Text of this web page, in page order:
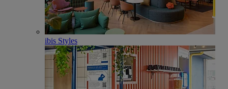
ibis Styles